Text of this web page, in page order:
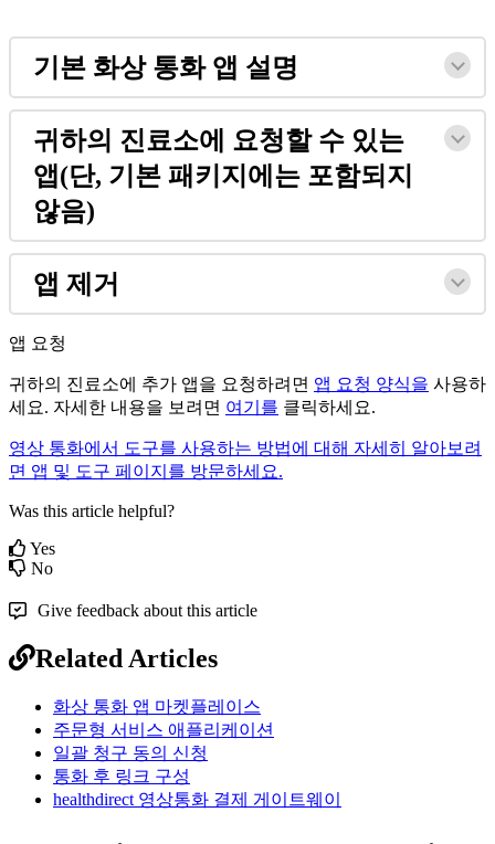
기 본 화상 통화 앱 설명
귀 하의 진료소에 요청할 수 있는
앱 (단, 기 본 패 키 지 에 는 포함되 지
않음)
앱 제 거
앱 요청
귀 하의 진료소에 추가 앱을 요청하려 면 앱 요청 양식을 사용하
세 요. 자세 한 내 용을 보려 면 여 기 를 클릭하세 요.
영상 통화에 서 도구를 사용하는 방법에 대해 자세 히 알아보려
면 앱 및 도구 페 이 지 를 방문하세 요.
Was this article helpful?
Yes
No
Give feedback about this article
Related Articles
화상 통화 앱 마켓플레이스
주문형 서비스 애플리케이션
일괄 청구 동의 신청
통화 후 링크 구성
healthdirect 영상통화 결제 게이트웨이